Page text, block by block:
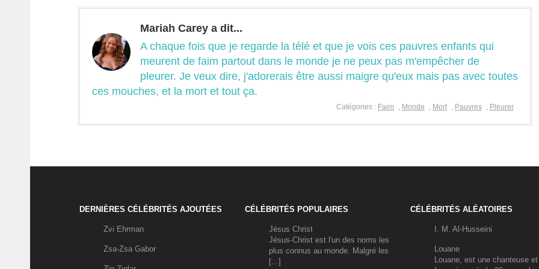
Mariah Carey a dit...
A chaque fois que je regarde la télé et que je vois ces pauvres enfants qui
meurent de faim partout dans le monde je ne peux pas m'empêcher de
pleurer. Je veux dire, j'adorerais être aussi maigre qu'eux mais pas avec toutes
ces mouches, et la mort et tout ça.
Catégories : Faim Monde Mort Pauvres Pleurer
DERNIÈRES CÉLÉBRITÉS AJOUTÉES
Zvi Ehrman
Zsa-Zsa Gabor
CÉLÉBRITÉS POPULAIRES
Jésus Christ
Jésus-Christ est l'un des noms les
plus connus au monde. Malgré les
[...]
CÉLÉBRITÉS ALÉATOIRES
I. M. Al-Husseini
Louane
Louane, est une chanteuse